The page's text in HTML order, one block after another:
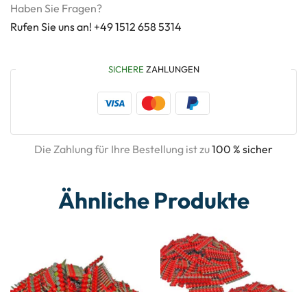
Haben Sie Fragen?
Rufen Sie uns an! +49 1512 658 5314
SICHERE ZAHLUNGEN
Die Zahlung für Ihre Bestellung ist zu100 % sicher
Ähnliche Produkte